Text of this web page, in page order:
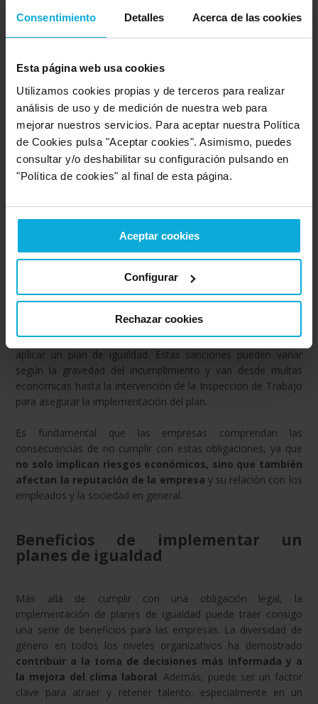
Consentimiento Detalles Acerca de las cookies
Esta página web usa cookies
Utilizamos cookies propias y de terceros para realizar
análisis de uso y de medición de nuestra web para
mejorar nuestros servicios. Para aceptar nuestra Política
de Cookies pulsa "Aceptar cookies". Asimismo, puedes
consultar y/o deshabilitar su configuración pulsando en
"Política de cookies" al final de esta página.
Aceptar cookies
Configurar
Rechazar cookies
desigualdades de género presentes en el ámbito laboral.
garantizar la igualdad de trato y de oportunidades entre
mujeres y hombres.
La elaboración de estos planes requiere la participación activa
de los trabajadores y sus representantes, así como la
consulta a la Inspección de Trabajo y Seguridad Social. Este
viabilidad y eficacia de las medidas propuestas, así
como fomentar un compromiso colectivo con la igualdad de
género en el entorno laboral.
Sanciones por incumplimiento
El Real Decreto-Ley 6/2019 establece sanciones para las
empresas que no cumplan con la obligación de elaborar y
aplicar un plan de igualdad. Estas sanciones pueden variar
según la gravedad del incumplimiento y van desde multas
económicas hasta la intervención de la Inspección de Trabajo
para asegurar la implementación del plan.
Es fundamental que las empresas comprendan las
consecuencias de no cumplir con estas obligaciones, ya que
no solo implican riesgos económicos, sino que también
afectan la reputación de la empresa y su relación con los
empleados y la sociedad en general.
Beneficios de implementar un
planes de igualdad
Más allá de cumplir con una obligación legal, la
implementación de planes de igualdad puede traer consigo
una serie de beneficios para las empresas. La diversidad de
género en todos los niveles organizativos ha demostrado
contribuir a la toma de decisiones más informada y a
la mejora del clima laboral. Además, puede ser un factor
clave para atraer y retener talento, especialmente en un